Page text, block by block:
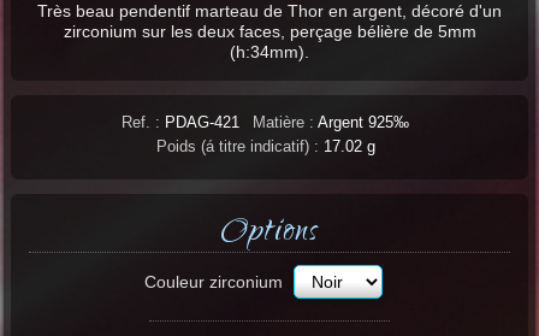
Très beau pendentif marteau de Thor en argent, décoré d'un
zirconium sur les deux faces, perçage bélière de 5mm
(h:34mm).
Ref. : PDAG-421 Matière : Argent 925‰
Poids (á titre indicatif) : 17.02 g
Options
Couleur zirconium